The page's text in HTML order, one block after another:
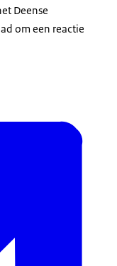
Deense
om een reactie